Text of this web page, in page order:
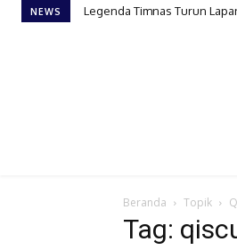
NEWS Legenda Timnas Turun
Beranda Topik
Tag: